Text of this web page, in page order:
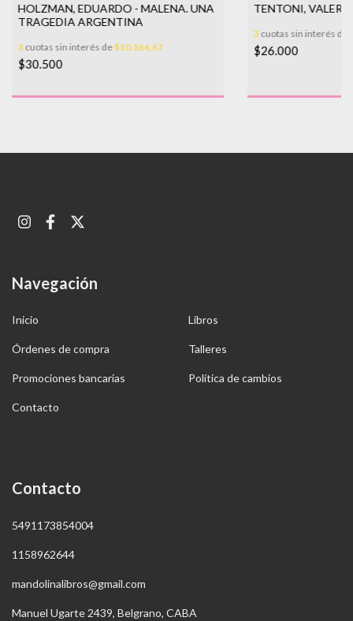
HOLZMAN, EDUARDO - MALENA. UNA
TRAGEDIA ARGENTINA
3cuotas sin interés de$10.166,67
$30.500
TENTONI,
3cuotas sin interés de
$26.000
Navegación
Inicio Libros
Órdenes de compra Talleres
Promociones bancarias Política de cambios
Contacto
Contacto
5491173854004
1158962644
mandolinalibros@gmail.com
Manuel Ugarte 2439, Belgrano, CABA